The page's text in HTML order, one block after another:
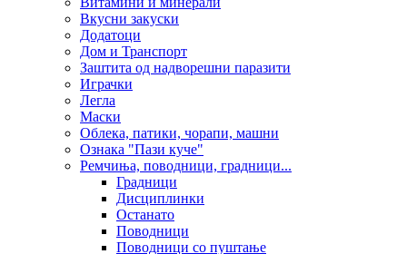
Вкусни закуски
Додатоци
Дом и Транспорт
Заштита од надворешни паразити
Играчки
Легла
Маски
Облека, патики, чорапи, машни
Ознака "Пази куче"
Ремчиња, поводници, градници...
Градници
Дисциплинки
Останато
Поводници
Поводници со пуштање